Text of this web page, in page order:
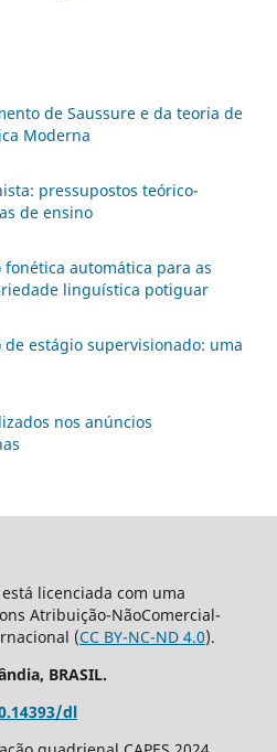
de Saussure e da teoria de
Moderna
pressupostos teórico-
de ensino
automática para as
linguística potiguar
estágio supervisionado: uma
nos anúncios
licenciada com uma
Atribuição-NãoComercial-
(CC BY-NC-ND 4.0).
BRASIL.
dl